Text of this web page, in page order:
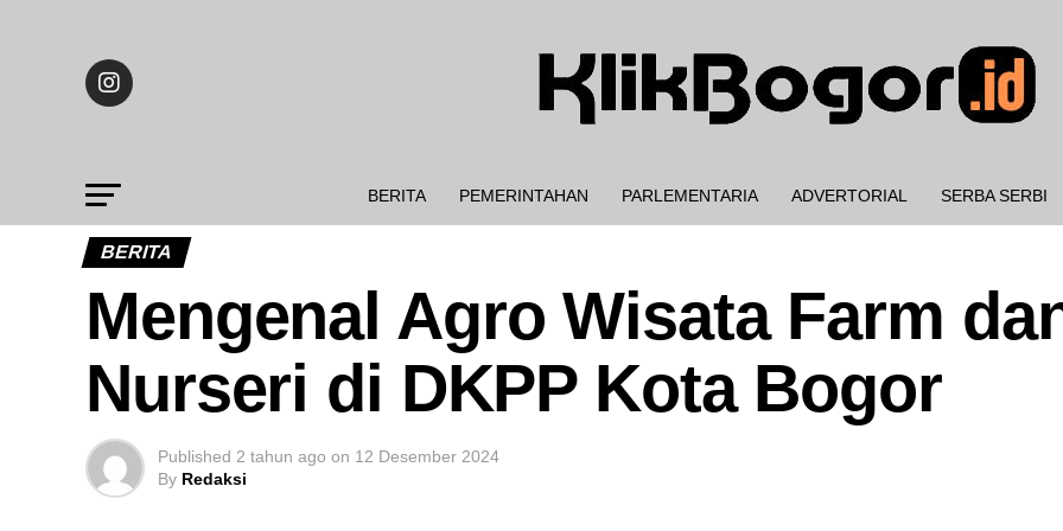
BERITA PEMERINTAHAN PARLEMENTARIA ADVERTORIAL SERBA SERBI
BERITA
Mengenal Agro Wisata Farm
Nurseri di DKPP Kota Bogor
Published 2 tahun ago on 12 Desember 2024
By Redaksi